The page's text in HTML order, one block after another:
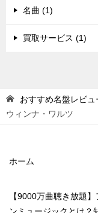
名曲 (1)
買取サービス (1)
おすすめ名盤レビュ
ウィンナ・ワルツ
ホーム
【9000万曲聴き放題